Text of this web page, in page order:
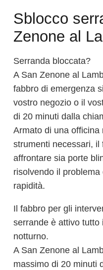
Sblocco
Zenone al
Serranda bloccata?
A San Zenone al
fabbro di emergenza
vostro negozio o il
di 20 minuti dalla
Armato di una officina
strumenti necessari, il
affrontare sia porte
risolvendo il
rapidità.
Il fabbro per gli
serrande è attivo
notturno.
A San Zenone al
massimo di 20 minuti